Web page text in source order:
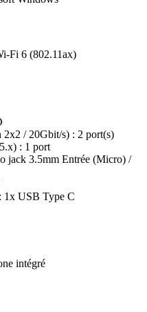
Fi 6 (802.11ax)
2x2 / 20Gbit/s) : 2 port(s)
: 1 port
jack 3.5mm Entrée (Micro) /
1x USB Type C
intégré